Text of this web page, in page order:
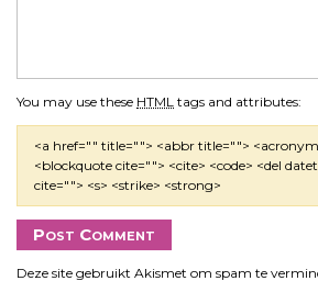
You may use these HTML tags and attributes:
<a href="" title=""> <abbr title="">
<blockquote cite=""> <cite> <code> <del
cite=""> <s> <strike> <strong>
Deze site gebruikt Akismet om spam te